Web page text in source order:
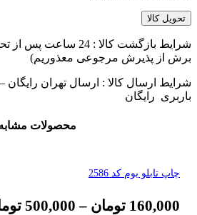
تحویل کالا
شرایط بازگشت کالا :
برش از پذیرش مرجوعی معذوریم)
شرایط ارسال کالا : ارسال تهران
باربری رایگان
محصولات
چاپ تابلو بوم کد 2586
160,000 تومان –
500,000